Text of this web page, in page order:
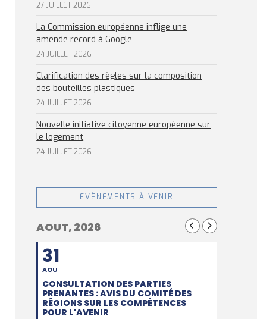
27 JUILLET 2026
La Commission européenne inflige une
amende record à Google
24 JUILLET 2026
Clarification des règles sur la composition
des bouteilles plastiques
24 JUILLET 2026
Nouvelle initiative citoyenne européenne sur
le logement
24 JUILLET 2026
EVÈNEMENTS À VENIR
AOUT, 2026
31
AOU
CONSULTATION DES PARTIES
PRENANTES : AVIS DU COMITÉ DES
RÉGIONS SUR LES COMPÉTENCES
POUR L'AVENIR